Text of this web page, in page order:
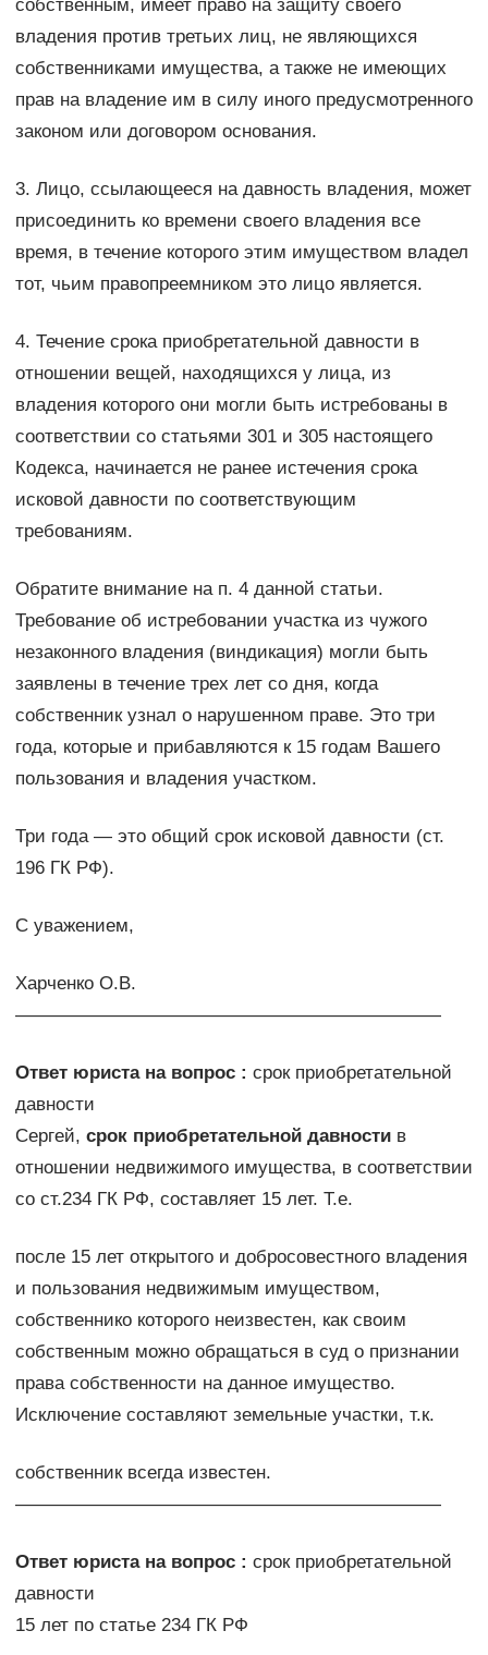
собственным, имеет право на защиту своего
владения против третьих лиц, не являющихся
собственниками имущества, а также не имеющих
прав на владение им в силу иного предусмотренного
законом или договором основания.
3. Лицо, ссылающееся на давность владения, может
присоединить ко времени своего владения все
время, в течение которого этим имуществом владел
тот, чьим правопреемником это лицо является.
4. Течение срока приобретательной давности в
отношении вещей, находящихся у лица, из
владения которого они могли быть истребованы в
соответствии со статьями 301 и 305 настоящего
Кодекса, начинается не ранее истечения срока
исковой давности по соответствующим
требованиям.
Обратите внимание на п. 4 данной статьи.
Требование об истребовании участка из чужого
незаконного владения (виндикация) могли быть
заявлены в течение трех лет со дня, когда
собственник узнал о нарушенном праве. Это три
года, которые и прибавляются к 15 годам Вашего
пользования и владения участком.
Три года — это общий срок исковой давности (ст.
196 ГК РФ).
С уважением,
Харченко О.В.
———————————————————————
Ответ юриста на вопрос : срок приобретательной
давности
Сергей, срок приобретательной давностив
отношении недвижимого имущества, в соответствии
со ст.234 ГК РФ, составляет 15 лет. Т.е.
после 15 лет открытого и добросовестного владения
и пользования недвижимым имуществом,
собственнико которого неизвестен, как своим
собственным можно обращаться в суд о признании
права собственности на данное имущество.
Исключение составляют земельные участки, т.к.
собственник всегда известен.
———————————————————————
Ответ юриста на вопрос : срок приобретательной
давности
15 лет по статье 234 ГК РФ